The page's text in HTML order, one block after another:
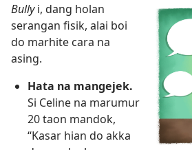
Bullyi, dang holan
serangan fisik, alai boi
do marhite cara na
asing.
Hata na mangejek.
Si Celine na marumur
20 taon mandok,
“Kasar hian do akka